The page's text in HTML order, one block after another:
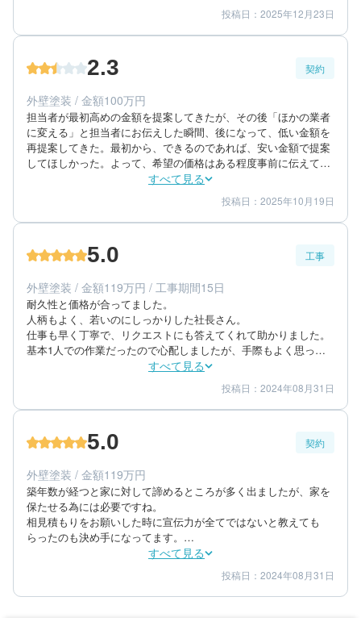
金額感 3
担当者 3
70代/男性/一戸建て
築年数：30年
投稿日：2025年12月23日
2.3 契約
外壁塗装 / 金額100万円
担当者が最初高めの金額を提案してきたが、その後「ほかの業者
に変える」と担当者にお伝えした瞬間、後になって、低い金額を
再提案してきた。最初から、できるのであれば、安い金額で提案
してほしかった。よって、希望の価格はある程度事前に伝えてお
すべて見る
金額感 2
担当者 2
40代/男性/一戸建て
築年数：10年
投稿日：2025年10月19日
5.0 工事
外壁塗装 / 金額119万円 / 工事期間15日
耐久性と価格が合ってました。
人柄もよく、若いのにしっかりした社長さん。
仕事も早く丁寧で、リクエストにも答えてくれて助かりました。
基本1人での作業だったので心配しましたが、手際もよく思った
より期間もかからなかったです。
この内容と価格ならもっと早くに塗装をお願いしてれば良かった
かな。
すべて見る
仕上がり 5
満足度 5
50代/女性/一戸建て
築年数：20年
投稿日：2024年08月31日
5.0 契約
外壁塗装 / 金額119万円
築年数が経つと家に対して諦めるところが多く出ましたが、家を
保たせる為には必要ですね。
相見積もりをお願いした時に宣伝力が全てではないと教えても
らったのも決め手になってます。
色見本を壁に塗っていただきこちらで選びました。
パンフレットとは違い現物で確認出来て良かったです。
塗料の耐久性を求めると価格がかなり高くなる他社に比べて想定
すべて見る
金額感 5
担当者 5
投稿日：2024年08月31日